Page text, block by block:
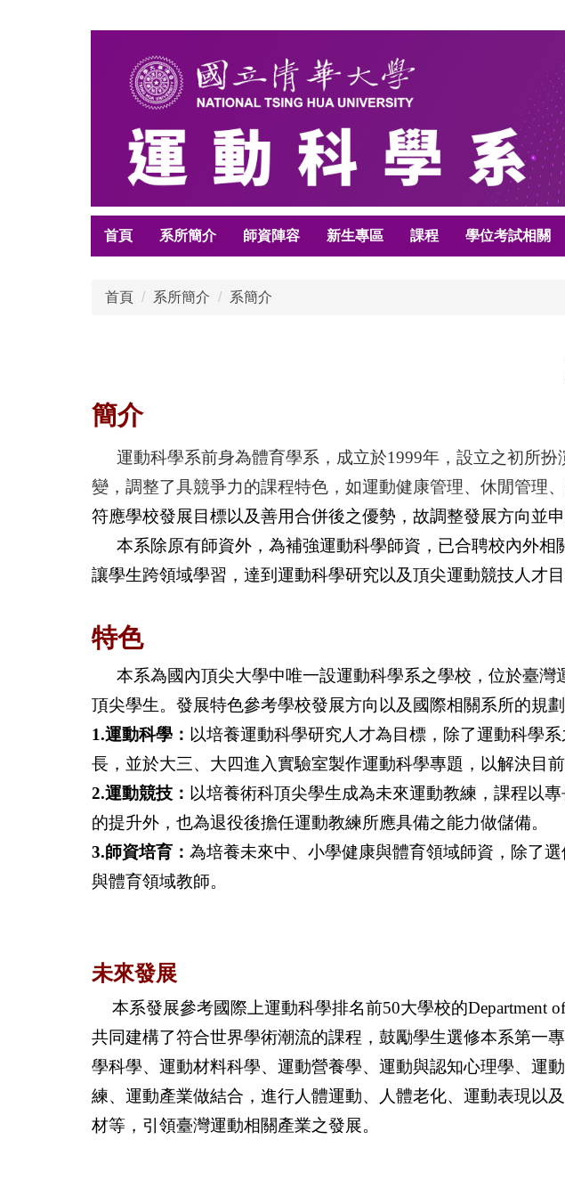
首頁 系所簡介 師資陣容 新生專區 課程 學位考試相關
首頁 系所簡介 系簡介
簡介
運動科學系前身為體育學系，成立於1999年，設立之初所
變，調整了具競爭力的課程特色，如運動健康管理、休閒管理
符應學校發展目標以及善用合併後之優勢，故調整發展方向並
本系除原有師資外，為補強運動科學師資，已合聘校內外
讓學生跨領域學習，達到運動科學研究以及頂尖運動競技人才
特色
本系為國內頂尖大學中唯一設運動科學系之學校，位於臺
頂尖學生。發展特色參考學校發展方向以及國際相關系所的規
1.運動科學： 以培養運動科學研究人才為目標，除了運動科學
長，並於大三、大四進入實驗室製作運動科學專題，以解決目
2.運動競技： 以培養術科頂尖學生成為未來運動教練，課程以
的提升外，也為退役後擔任運動教練所應具備之能力做儲備。
3.師資培育： 為培養未來中、小學健康與體育領域師資，除了
與體育領域教師。
未來發展
本系發展參考國際上運動科學排名前50大學校的Department of
共同建構了符合世界學術潮流的課程，鼓勵學生選修本系第一
學科學、運動材料科學、運動營養學、運動與認知心理學、運
練、運動產業做結合，進行人體運動、人體老化、運動表現以
材等，引領臺灣運動相關產業之發展。